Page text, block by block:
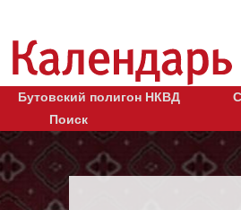
Бутовский полигон НКВД
Поиск